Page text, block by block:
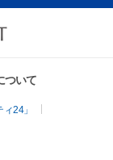
ついて
24」